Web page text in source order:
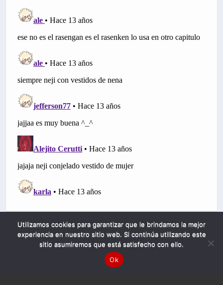
Utilizamos cookies para garantizar que le brindamos la mejor
experiencia en nuestro sitio web. Si continúa utilizando este
sitio asumiremos que está satisfecho con ello.
Ok